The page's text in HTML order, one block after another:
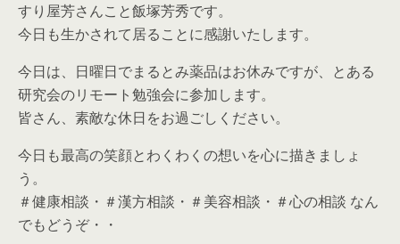
すり屋芳さんこと飯塚芳秀です。
今日も生かされて居ることに感謝いたします。
今日は、日曜日でまるとみ薬品はお休みですが、とある
研究会のリモート勉強会に参加します。
皆さん、素敵な休日をお過ごしください。
今日も最高の笑顔とわくわくの想いを心に描きましょ
う。
＃健康相談・＃漢方相談・＃美容相談・＃心の相談 なん
でもどうぞ・・